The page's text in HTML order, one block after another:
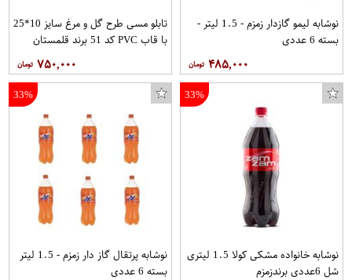
نوشابه لیمو گازدار زمزم - 1.5 لیتر -
بسته 6 عددی
۴۸۵,۰۰۰
تابلو مسی طرح گل و مرغ سایز 10*25
با قاب PVC کد 51 برند قلمستان
۷۵۰,۰۰۰
33%
نوشابه خانواده مشکی کولا 1.5 لیتری
شل 6عددی برندزمزم
33%
نوشابه پرتقال گاز دار زمزم - 1.5 لیتر
بسته 6 عددی